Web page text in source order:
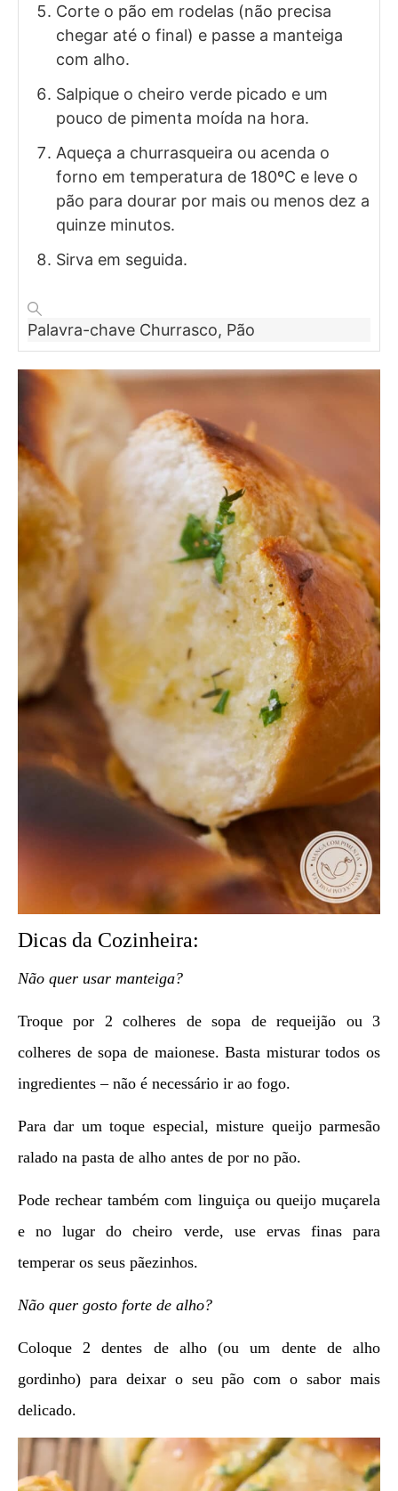
Corte o pão em rodelas (não precisa
chegar até o final) e passe a manteiga
com alho.
Salpique o cheiro verde picado e um
pouco de pimenta moída na hora.
Aqueça a churrasqueira ou acenda o
forno em temperatura de 180ºC e leve o
pão para dourar por mais ou menos dez a
quinze minutos.
Sirva em seguida.
Palavra-chave Churrasco, Pão
Dicas da Cozinheira:
Não quer usar manteiga?
Troque por 2 colheres de sopa de requeijão ou 3
colheres de sopa de maionese. Basta misturar todos os
ingredientes – não é necessário ir ao fogo.
Para dar um toque especial, misture queijo parmesão
ralado na pasta de alho antes de por no pão.
Pode rechear também com linguiça ou queijo muçarela
e no lugar do cheiro verde, use ervas finas para
temperar os seus pãezinhos.
Não quer gosto forte de alho?
Coloque 2 dentes de alho (ou um dente de alho
gordinho) para deixar o seu pão com o sabor mais
delicado.